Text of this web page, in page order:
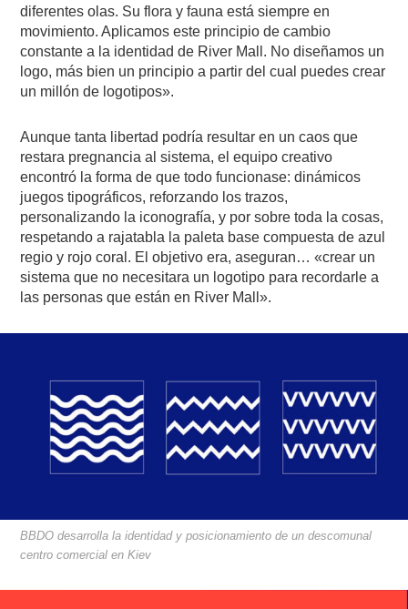
diferentes olas. Su flora y fauna está siempre en
movimiento. Aplicamos este principio de cambio
constante a la identidad de River Mall. No diseñamos un
logo, más bien un principio a partir del cual puedes crear
un millón de logotipos».
Aunque tanta libertad podría resultar en un caos que
restara pregnancia al sistema, el equipo creativo
encontró la forma de que todo funcionase: dinámicos
juegos tipográficos, reforzando los trazos,
personalizando la iconografía, y por sobre toda la cosas,
respetando a rajatabla la paleta base compuesta de azul
regio y rojo coral. El objetivo era, aseguran… «crear un
sistema que no necesitara un logotipo para recordarle a
las personas que están en River Mall».
BBDO desarrolla la identidad y posicionamiento de un descomunal
centro comercial en Kiev